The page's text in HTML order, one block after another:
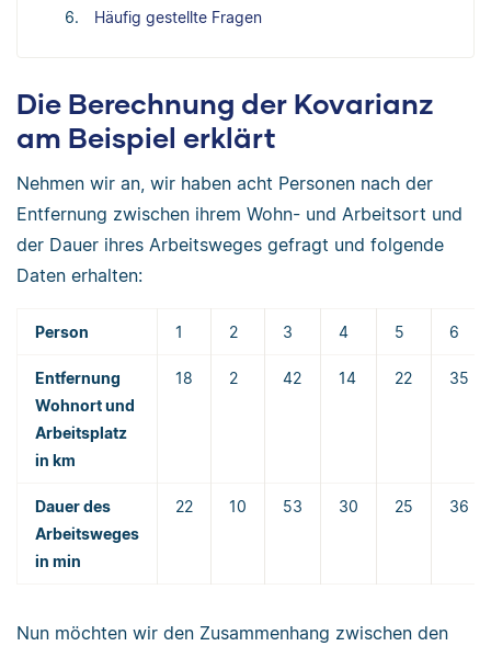
Häufig gestellte Fragen
Die Berechnung der Kovarianz
am Beispiel erklärt
Nehmen wir an, wir haben acht Personen nach der
Entfernung zwischen ihrem Wohn- und Arbeitsort und
der Dauer ihres Arbeitsweges gefragt und folgende
Daten erhalten:
Person 1 2 3 4 5 6
Entfernung
Wohnort und
Arbeitsplatz
in km
18 2 42 14 22 35
Dauer des
Arbeitsweges
in min
22 10 53 30 25 36
Nun möchten wir den Zusammenhang zwischen den